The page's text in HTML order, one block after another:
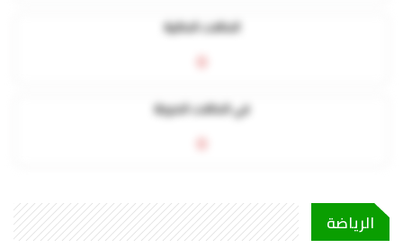
في الحالات الحرجة
الرياضة